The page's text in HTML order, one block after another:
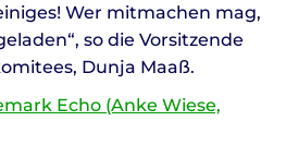
Wer mitmachen mag,
so die Vorsitzende
Dunja Maaß.
Echo (Anke Wiese,